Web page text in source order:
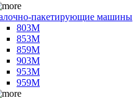
пакетирующие машины
803M
853M
859M
903M
953M
959M